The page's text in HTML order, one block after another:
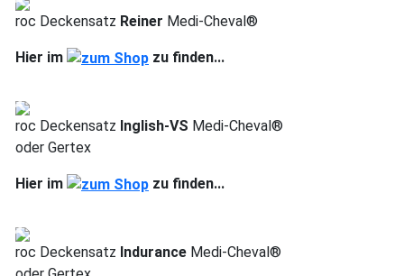
roc Deckensatz Reiner Medi-Cheval®
Hier im zu finden...
roc Deckensatz Inglish-VS Medi-Cheval®
oder Gertex
Hier im zu finden...
roc Deckensatz Indurance Medi-Cheval®